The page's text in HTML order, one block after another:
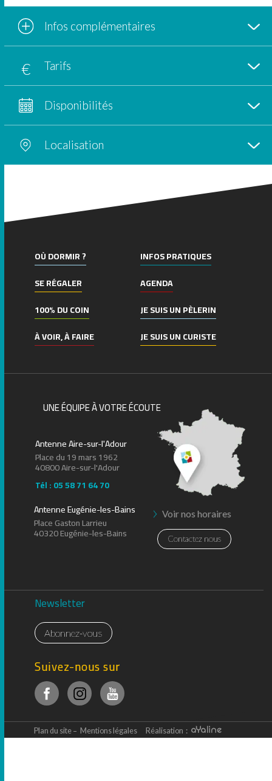
Infos complémentaires
Tarifs
Disponibilités
Localisation
−
OÙ DORMIR ?
SE RÉGALER
100% DU COIN
À VOIR, À FAIRE
INFOS PRATIQUES
AGENDA
JE SUIS UN PÈLERIN
JE SUIS UN CURISTE
Newsletter
Abonnez-vous
Suivez-nous sur
UNE ÉQUIPE À VOTRE ÉCOUTE
Antenne Aire-sur-l'Adour
Place du 19 mars 1962
40800 Aire-sur-l'Adour
Tél : 05 58 71 64 70
Voir nos horaires
Antenne Eugénie-les-Bains
Place Gaston Larrieu
40320 Eugénie-les-Bains Contactez nous
Plan du site Mentions légales Réalisation :